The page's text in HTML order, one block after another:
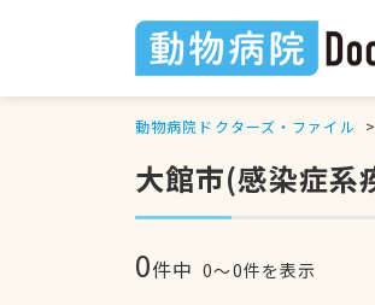
動物病院ドクターズ・ファイル
大館市(感染症系
0件中 0〜0件を表示